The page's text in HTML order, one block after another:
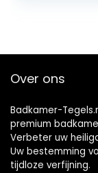
Over ons
Badkamer-
premium
Verbeter uw
Uw bestemming
tijdloze verfijning.